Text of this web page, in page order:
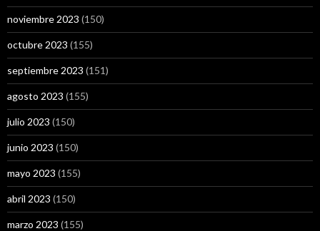
noviembre 2023 (150)
octubre 2023 (155)
septiembre 2023 (151)
agosto 2023 (155)
julio 2023 (150)
junio 2023 (150)
mayo 2023 (155)
abril 2023 (150)
marzo 2023 (155)